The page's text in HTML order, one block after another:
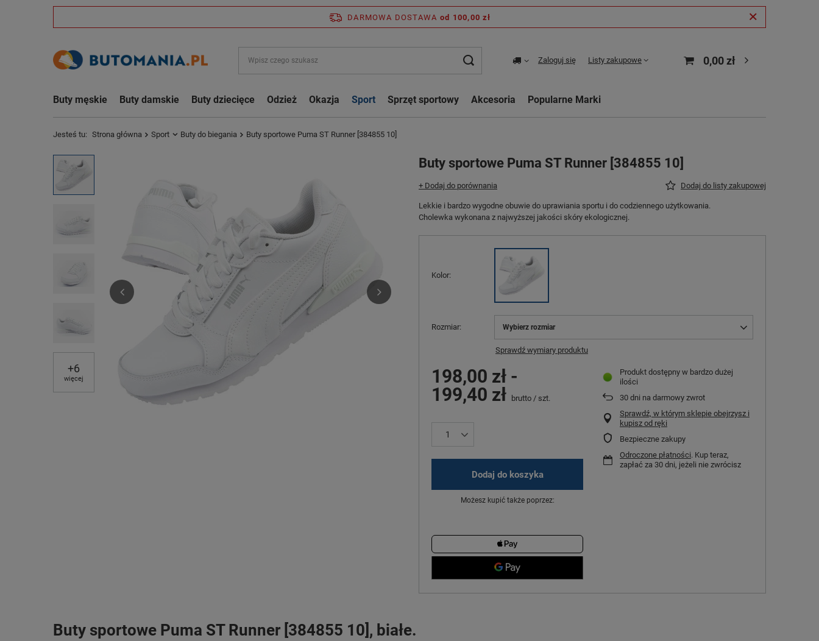
DARMOWA DOSTAWA od 100,00 zł
Zaloguj się Listy zakupowe 0,00 zł
Buty męskie Buty damskie Buty dziecięce Odzież Okazja Sport Sprzęt sportowy Akcesoria Popularne Marki
Jesteś tu: Strona główna Sport Buty do biegania Buty sportowe Puma ST Runner [384855 10]
+6
więcej
Buty sportowe Puma ST Runner [384855 10]
+ Dodaj do porównania Dodaj do listy zakupowej
Lekkie i bardzo wygodne obuwie do uprawiania sportu i do codziennego użytkowania.
Cholewka wykonana z najwyższej jakości skóry ekologicznej.
Kolor
Rozmiar Wybierz rozmiar
Sprawdź wymiary produktu
198,00 zł -
199,40 zł
brutto / szt.
Dodaj do koszyka
Możesz kupić także poprzez:
Produkt dostępny w bardzo dużej
ilości
30 dni na darmowy zwrot
Sprawdź, w którym sklepie obejrzysz i
kupisz od ręki
Bezpieczne zakupy
Odroczone płatności. Kup teraz,
zapłać za 30 dni, jeżeli nie zwrócisz
Buty sportowe Puma ST Runner [384855 10], białe.